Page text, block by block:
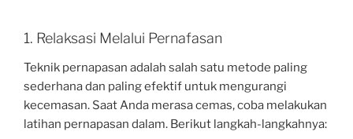
1. Relaksasi Melalui Pernafasan
Teknik pernapasan adalah salah satu metode paling
sederhana dan paling efektif untuk mengurangi
kecemasan. Saat Anda merasa cemas, coba melakukan
latihan pernapasan dalam. Berikut langkah-langkahnya: